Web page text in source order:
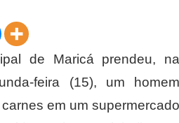
de Maricá prendeu, na
feira (15), um homem
em um supermercado